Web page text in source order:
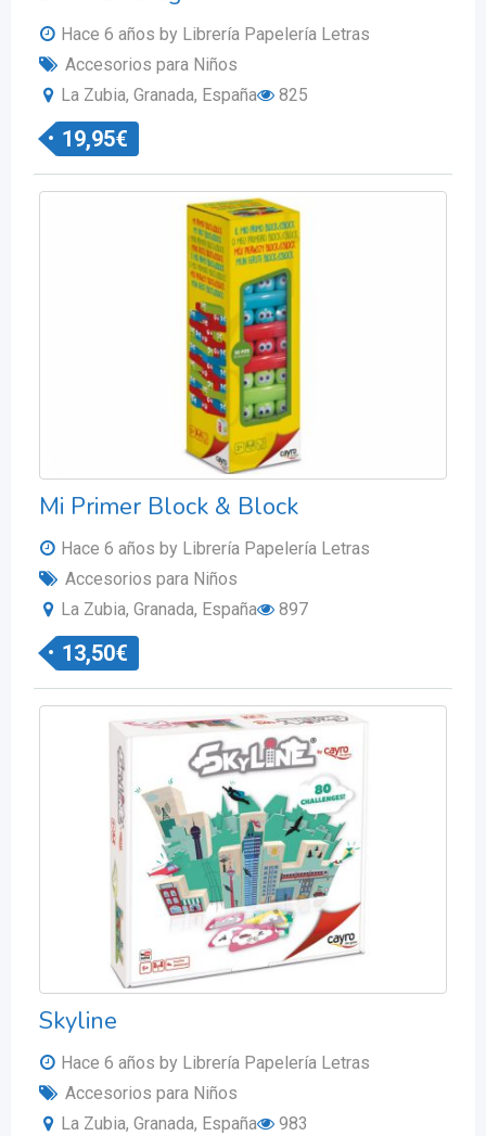
Hace 6 años by Librería Papelería Letras
Accesorios para Niños
La Zubia, Granada, España
825
19,95€
Mi Primer Block & Block
Hace 6 años by Librería Papelería Letras
Accesorios para Niños
La Zubia, Granada, España
897
13,50€
Skyline
Hace 6 años by Librería Papelería Letras
Accesorios para Niños
La Zubia, Granada, España
983